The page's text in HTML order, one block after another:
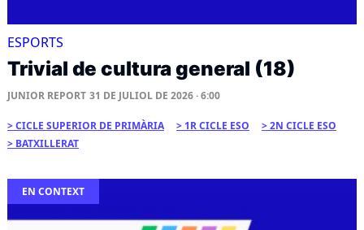
ESPORTS
Trivial de cultura general (18)
JUNIOR REPORT 31 DE JULIOL DE 2026 · 6:00
CICLE SUPERIOR DE PRIMÀRIA 1R CICLE ESO
2N CICLE ESO
BATXILLERAT
EN CONTEXT